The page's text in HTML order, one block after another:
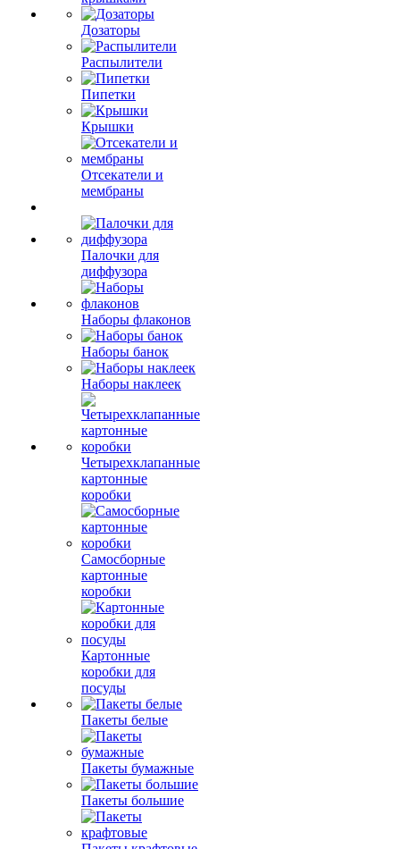
Дозаторы
Распылители
Пипетки
Крышки
Отсекатели и
мембраны
Палочки для
диффузора
Наборы флаконов
Наборы банок
Наборы наклеек
Четырехклапанные
картонные
коробки
Самосборные
картонные
коробки
Картонные
коробки для
посуды
Пакеты белые
Пакеты бумажные
Пакеты большие